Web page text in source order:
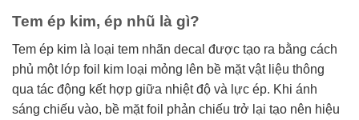
Tem ép kim, ép nhũ là gì?
Tem ép kim là loại tem nhãn decal được tạo ra bằng cách
phủ một lớp foil kim loại mỏng lên bề mặt vật liệu thông
qua tác động kết hợp giữa nhiệt độ và lực ép. Khi ánh
sáng chiếu vào, bề mặt foil phản chiếu trở lại tạo nên hiệu